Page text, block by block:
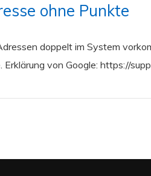
ohne Punkte
doppelt im System
Erklärung von Google: https://